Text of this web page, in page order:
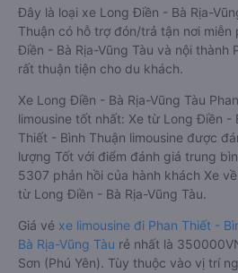
Đây là loại xe Long Điền - Bà Rịa-
Thuận có hỗ trợ đón/trả tận nơi miễn
Điền - Bà Rịa-Vũng Tàu và nội thành
rất thuận tiện cho du khách.
Xe Long Điền - Bà Rịa-Vũng Tàu
limousine tốt nhất: Xe từ Long Điền -
Thiết - Bình Thuận limousine được
lượng Tốt với điểm đánh giá trung
5307 phản hồi của hành khách Xe
từ Long Điền - Bà Rịa-Vũng Tàu.
Giá vé xe limousine đi Phan Thiết -
Bà Rịa-Vũng Tàu rẻ nhất là
Sơn (Phú Yên). Tùy thuộc vào vị trí